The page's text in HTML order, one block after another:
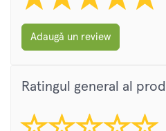
alegeti intre un negru de baza
argintiu elegant.
Adaugă un review
Ratingul general al